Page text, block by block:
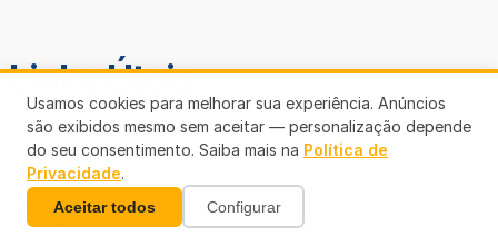
Links Úteis
Usamos cookies para melhorar sua experiência. Anúncios
são exibidos mesmo sem aceitar — personalização depende
do seu consentimento. Saiba mais na Política de
Privacidade.
Aceitar todos Configurar